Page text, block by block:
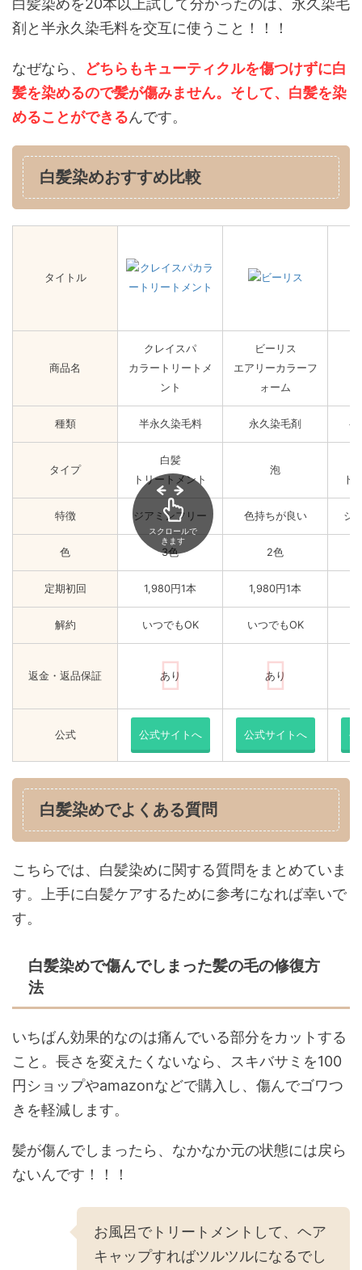
白髪染めを20本以上試して分かったのは、永久染毛
剤と半永久染毛料を交互に使うこと！！！
なぜなら、
どちらもキューティクルを傷つけずに白
髪を染めるので髪が傷みません。そして、白髪を染
めることができるんです。
白髪染めおすすめ比較
タイトル
商品名
クレイスパ
カラートリートメ
ント
ビーリス
エアリーカラーフ
ォーム
種類 半永久染毛料 永久染毛剤 半
タイプ
白髪
トリートメント
泡
ト
特徴 ジアミンフリー 色持ちが良い ジ
色 3色 2色
定期初回 1,980円1本 1,980円1本
解約 いつでもOK いつでもOK
返金・返品保証 あり あり
公式 公式サイトへ 公式サイトへ 公
スクロールで
きます
白髪染めでよくある質問
こちらでは、白髪染めに関する質問をまとめていま
す。上手に白髪ケアするために参考になれば幸いで
す。
白髪染めで傷んでしまった髪の毛の修復方
法
いちばん効果的なのは痛んでいる部分をカットする
こと。長さを変えたくないなら、スキバサミを100
円ショップやamazonなどで購入し、傷んでゴワつ
きを軽減します。
髪が傷んでしまったら、なかなか元の状態には戻ら
ないんです！！！
お風呂でトリートメントして、ヘア
キャップすればツルツルになるでし